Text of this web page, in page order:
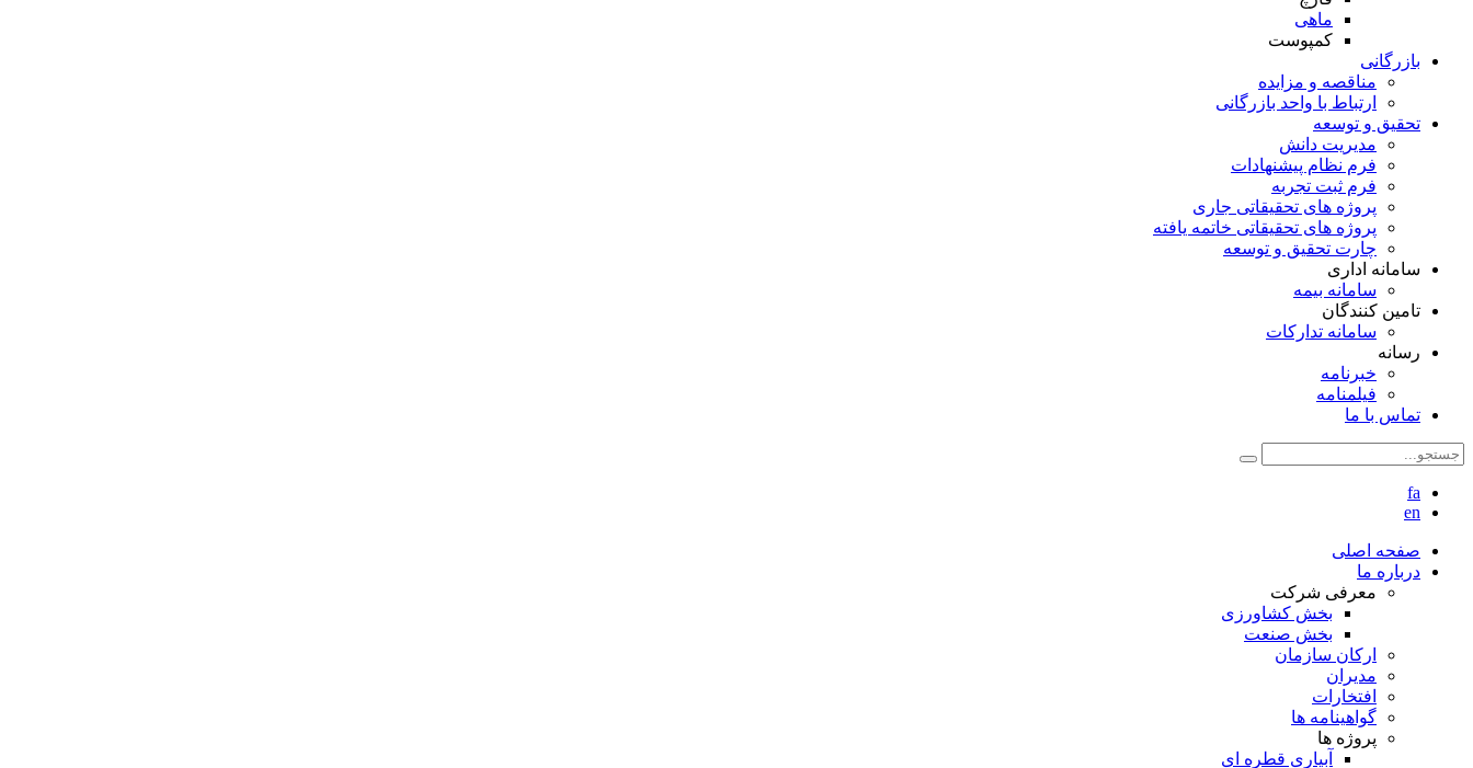
ماهی
کمپوست
بازرگانی
مناقصه و مزایده
ارتباط با واحد بازرگانی
تحقیق و توسعه
مدیریت دانش
فرم نظام پیشنهادات
فرم ثبت تجربه
پروژه های تحقیقاتی جاری
پروژه های تحقیقاتی خاتمه یافته
چارت تحقیق و توسعه
سامانه اداری
سامانه بیمه
تامین کنندگان
سامانه تدارکات
رسانه
خبرنامه
فیلمنامه
تماس با ما
fa
en
صفحه اصلی
درباره ما
معرفی شرکت
بخش کشاورزی
بخش صنعت
ارکان سازمان
مدیران
افتخارات
گواهینامه ها
پروژه ها
آبیاری قطره ای